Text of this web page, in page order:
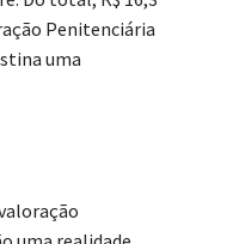
Penitenciária
uma